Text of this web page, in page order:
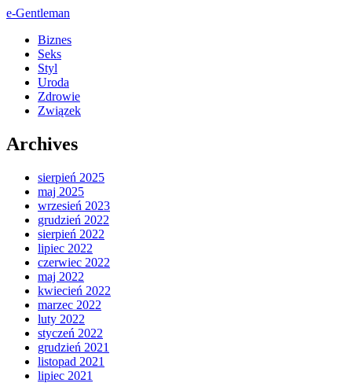
e-Gentleman
Biznes
Seks
Styl
Uroda
Zdrowie
Związek
Archives
sierpień 2025
maj 2025
wrzesień 2023
grudzień 2022
sierpień 2022
lipiec 2022
czerwiec 2022
maj 2022
kwiecień 2022
marzec 2022
luty 2022
styczeń 2022
grudzień 2021
listopad 2021
lipiec 2021